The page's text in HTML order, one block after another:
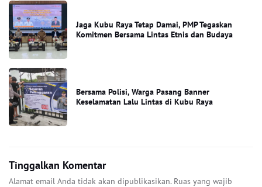
Jaga Kubu Raya Tetap Damai, PMP Tegaskan
Komitmen Bersama Lintas Etnis dan Budaya
Bersama Polisi, Warga Pasang Banner
Keselamatan Lalu Lintas di Kubu Raya
Tinggalkan Komentar
Alamat email Anda tidak akan dipublikasikan. Ruas yang wajib